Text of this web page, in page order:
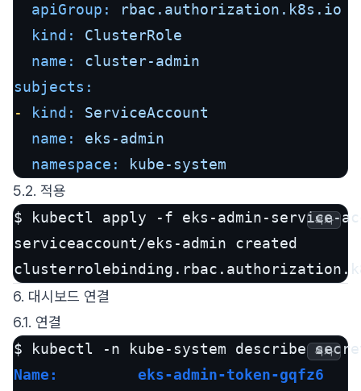
apiGroup:
rbac.authorization.k8s.io
kind:
ClusterRole
name:
cluster-admin
subjects:
-
kind:
ServiceAccount
name:
eks-admin
namespace:
kube-system
5.2. 적용
$ kubectl apply -f eks-admin-service-
serviceaccount/eks-admin created
복사
6. 대시보드 연결
6.1. 연결
$ kubectl -n kube-system describe
Name:         eks-admin-token-gqfz6
복사